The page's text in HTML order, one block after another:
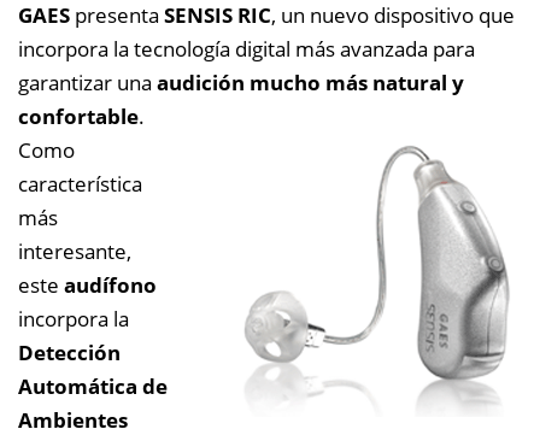
GAES presenta SENSIS RIC, un nuevo dispositivo que
incorpora la tecnología digital más avanzada para
garantizar una audición mucho más natural y
confortable.
Como
característica
más
interesante,
este audífono
incorpora la
Detección
Automática de
Ambientes